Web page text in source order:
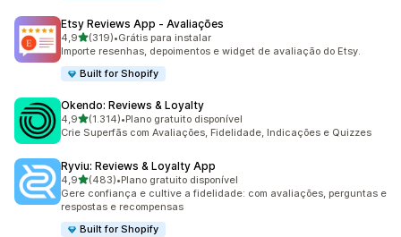
Etsy Reviews App ‑ Avaliações
4,9de 5 estrelas
(319)
319 avaliações ao todo
•Grátis para instalar
Importe resenhas, depoimentos e widget de avaliação do Etsy.
Built for Shopify
Okendo: Reviews & Loyalty
4,9de 5 estrelas
(1.314)
1314 avaliações ao todo
•Plano gratuito disponível
Crie Superfãs com Avaliações, Fidelidade, Indicações e Quizzes
Ryviu: Reviews & Loyalty App
4,9de 5 estrelas
(483)
483 avaliações ao todo
•Plano gratuito disponível
Gere confiança e cultive a fidelidade: com avaliações, perguntas e
respostas e recompensas
Built for Shopify